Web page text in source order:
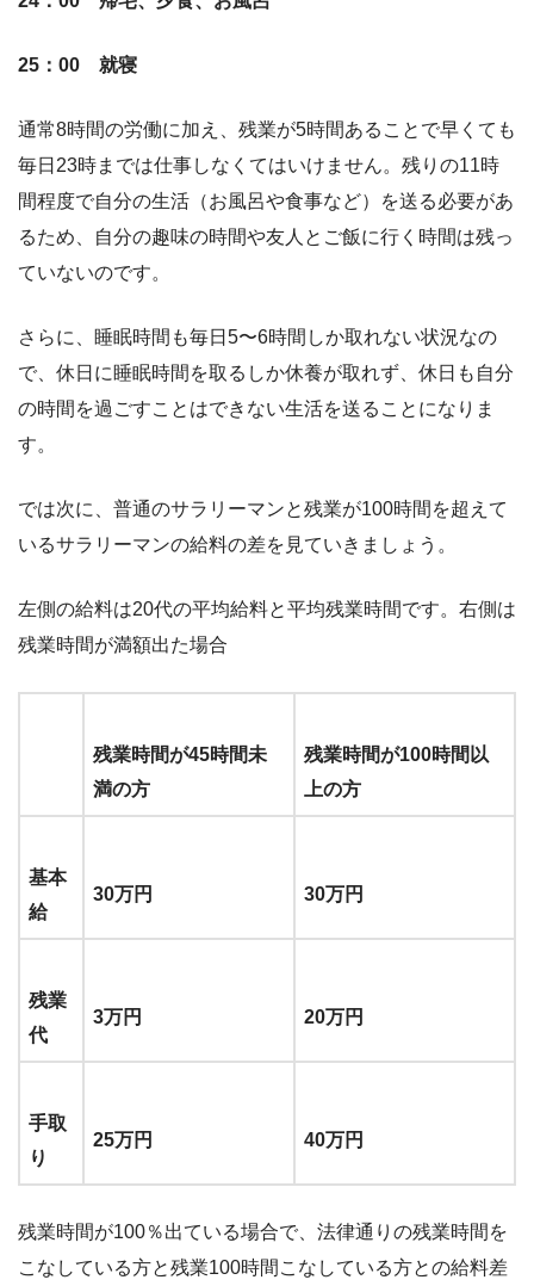
25：00 就寝
通常8時間の労働に加え、残業が5時間あることで早くても
毎日23時までは仕事しなくてはいけません。残りの11時
間程度で自分の生活（お風呂や食事など）を送る必要があ
るため、自分の趣味の時間や友人とご飯に行く時間は残っ
ていないのです。
さらに、睡眠時間も毎日5〜6時間しか取れない状況なの
で、休日に睡眠時間を取るしか休養が取れず、休日も自分
の時間を過ごすことはできない生活を送ることになりま
す。
では次に、普通のサラリーマンと残業が100時間を超えて
いるサラリーマンの給料の差を見ていきましょう。
左側の給料は20代の平均給料と平均残業時間です。右側は
残業時間が満額出た場合
残業時間が45時間未
満の方
残業時間が100時間以
上の方
基本
給
30万円 30万円
残業
代
3万円 20万円
手取
り
25万円 40万円
残業時間が100％出ている場合で、法律通りの残業時間を
こなしている方と残業100時間こなしている方との給料差